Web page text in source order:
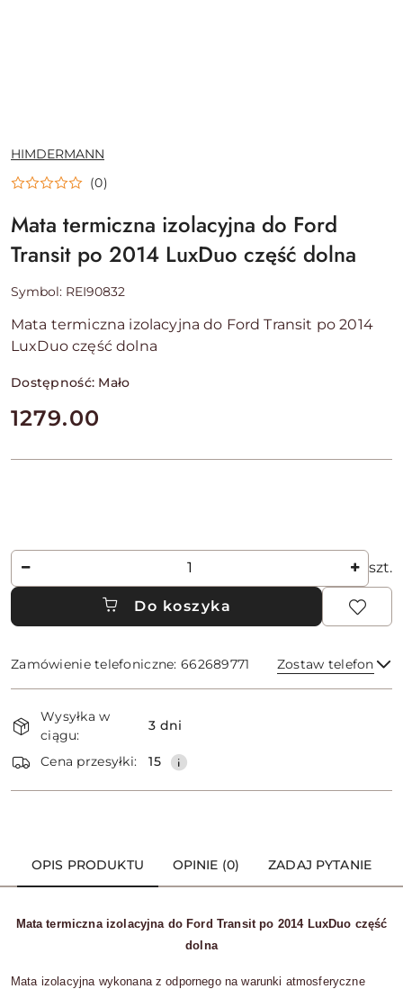
NAZWA
PRODUCENTA:
HIMDERMANN
(0)
Mata termiczna izolacyjna do Ford
Transit po 2014 LuxDuo część dolna
Symbol: REI90832
Mata termiczna izolacyjna do Ford Transit po 2014
LuxDuo część dolna
Dostępność: Mało
cena:
1279.00
Ilość szt.
Do koszyka
Zamówienie telefoniczne: 662689771 Zostaw telefon
Dostępność
i
dostawa
Wysyłka w
ciągu:
3 dni
Cena przesyłki: 15
OPIS PRODUKTU OPINIE (0) ZADAJ PYTANIE
Mata termiczna izolacyjna do Ford Transit po 2014 LuxDuo część
dolna
Mata izolacyjna wykonana z odpornego na warunki atmosferyczne